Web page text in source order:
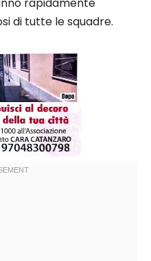
rapidamente
di tutte le squadre.